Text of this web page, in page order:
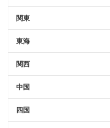
関東
東海
関西
中国
四国